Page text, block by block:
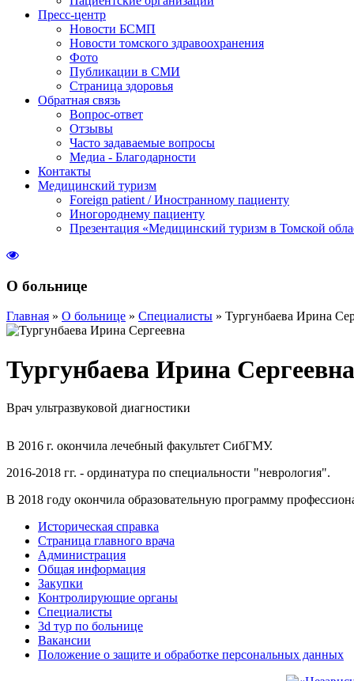
Пресс-центр
Новости БСМП
Новости томского здравоохранения
Фото
Публикации в СМИ
Страница здоровья
Обратная связь
Вопрос-ответ
Отзывы
Часто задаваемые вопросы
Медиа - Благодарности
Контакты
Медицинский туризм
Foreign patient / Иностранному пациенту
Иногороднему пациенту
Презентация «Медицинский туризм в Томской
О больнице
Главная » О больнице » Специалисты » Тургунбаева Ирина
Тургунбаева Ирина Сергеевна
Врач ультразвуковой диагностики
В 2016 г. окончила лечебный факультет СибГМУ.
2016-2018 гг. - ординатура по специальности "неврология".
В 2018 году окончила образовательную программу
Историческая справка
Страница главного врача
Администрация
Общая информация
Закупки
Контролирующие органы
Специалисты
3d тур по больнице
Вакансии
Положение о защите и обработке персональных данных